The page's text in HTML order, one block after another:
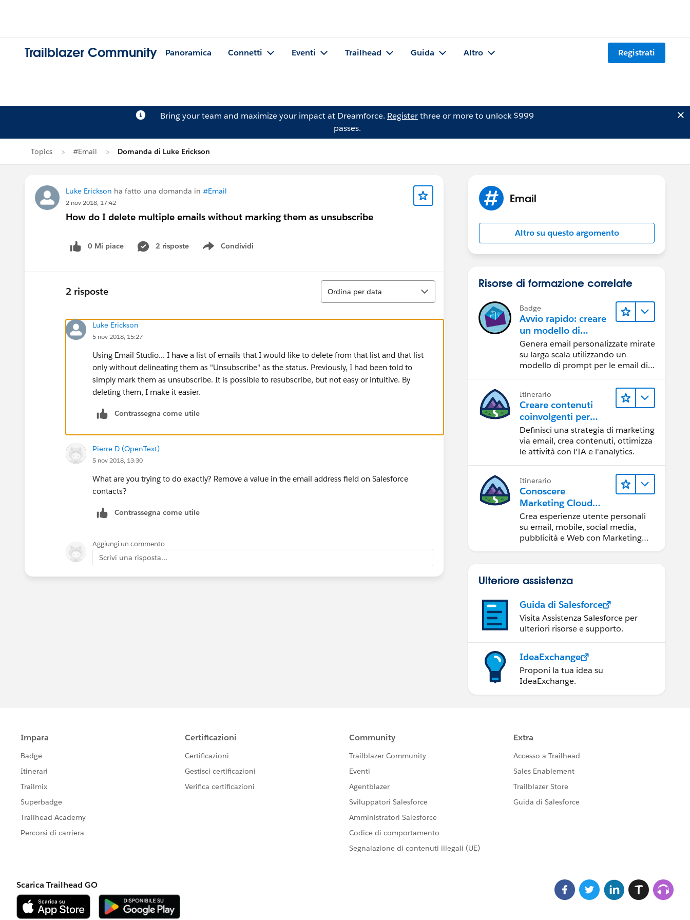
Trailblazer Community Panoramica Connetti Eventi Trailhead Guida Altro Registrati
Bring your team and maximize your impact at Dreamforce. Registerthree or more to unlock $999
passes.
Topics #Email Domanda di Luke Erickson
Luke Erickson ha fatto una domanda in #Email
2 nov 2018, 17:42
How do I delete multiple emails without marking them as unsubscribe
0 Mi piace 2 risposte Condividi
Show menu
2 risposte
Ordina
Ordina per data
Luke Erickson
5 nov 2018, 15:27
Using Email Studio... I have a list of emails that I would like to delete from that list and that list
only without delineating them as "Unsubscribe" as the status. Previously, I had been told to
simply mark them as unsubscribe. It is possible to resubscribe, but not easy or intuitive. By
deleting them, I make it easier.
Contrassegna come utile
Pierre D (OpenText)
5 nov 2018, 13:30
What are you trying to do exactly? Remove a value in the email address field on Salesforce
contacts?
Contrassegna come utile
Aggiungi un commento
Scrivi una risposta...
Email
Altro su questo argomento
Risorse di formazione correlate
Badge
Avvio rapido: creare
un modello di
prompt per le email
di vendita
Genera email personalizzate mirate
su larga scala utilizzando un
modello di prompt per le email di
Itinerario
Creare contenuti
coinvolgenti per
raggiungere gli
obiettivi di
marketing
Definisci una strategia di marketing
via email, crea contenuti, ottimizza
le attività con l'IA e l'analytics.
Itinerario
Conoscere
Marketing Cloud
Engagement
Crea esperienze utente personali
su email, mobile, social media,
pubblicità e Web con Marketing
Ulteriore assistenza
Guida di Salesforce
Visita Assistenza Salesforce per
ulteriori risorse e supporto.
IdeaExchange
Proponi la tua idea su
IdeaExchange.